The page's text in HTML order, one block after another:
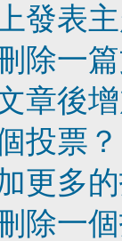
發表
除一
章後
投票？
更多
除一